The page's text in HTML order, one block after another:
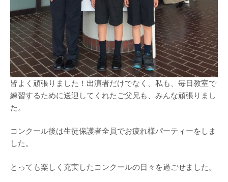
皆よく頑張りました！出演者だけでなく、私も、毎日教室で
練習するために送迎してくれたご父兄も、みんな頑張りまし
た。
コンクール後は生徒保護者全員でお疲れ様パーティーをしま
した。
とっても楽しく充実したコンクールの日々を過ごせました。